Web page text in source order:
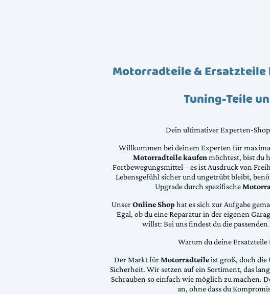
Motorradteile & Ersatzteile
Tuning-Teile
Dein ultimativer Experten-
Willkommen bei deinem Experten für
Motorradteile kaufenmöchtest, bist du
Fortbewegungsmittel – es ist Ausdruck von
Lebensgefühl sicher und ungetrübt bleibt,
Upgrade durch spezifische
UnserOnline Shophat es sich zur Aufgabe
Egal, ob du eine Reparatur in der eigenen
willst: Bei uns findest du die passenden
Warum du deine
Der Markt fürMotorradteileist groß, doch die
Sicherheit. Wir setzen auf ein Sortiment, das
Schrauben so einfach wie möglich zu machen.
an, ohne dass du